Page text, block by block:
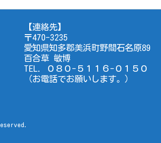
【連絡先】
〒470-3235
愛知県知多郡美浜町野間石名原89
百合草 敏博
TEL. ０８０-５１１６-０１５０
（お電話でお願いします。）